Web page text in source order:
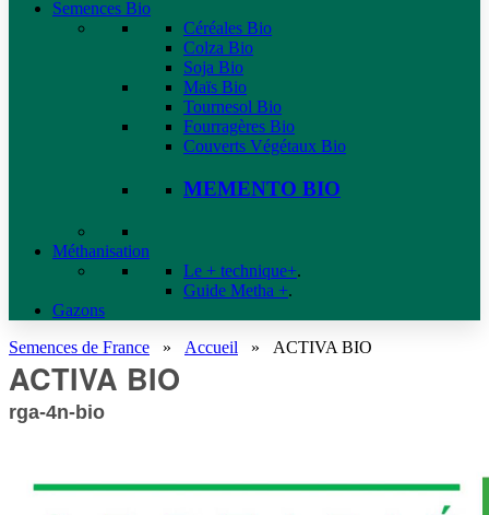
Semences Bio
Céréales Bio
Colza Bio
Soja Bio
Maïs Bio
Tournesol Bio
Fourragères Bio
Couverts Végétaux Bio
MEMENTO BIO
Méthanisation
Le + technique+.
Guide Metha +.
Gazons
Semences de France » Accueil » ACTIVA BIO
ACTIVA BIO
rga-4n-bio